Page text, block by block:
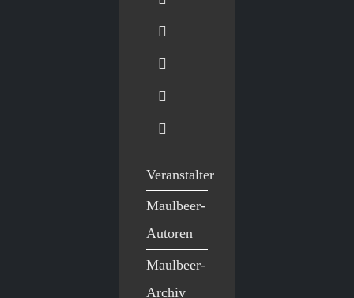
Veranstalter
Maulbeer-
Autoren
Maulbeer-
Archiv